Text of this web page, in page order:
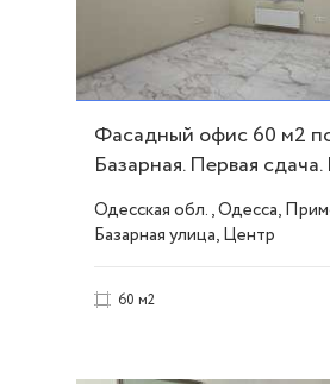
Фасадный офис 60 м2
Базарная. Первая
Одесская обл., Одесса,
Базарная улица, Центр
60 м2